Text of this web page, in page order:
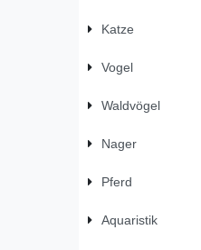
Katze
Vogel
Waldvögel
Nager
Pferd
Aquaristik